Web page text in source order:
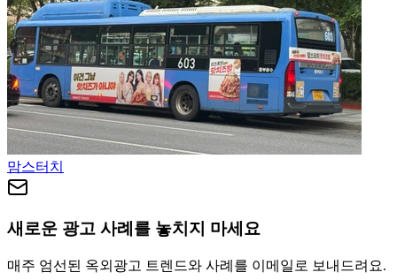
맘스터치
새로운 광고 사례를 놓치지 마세요
매주 엄선된 옥외광고 트렌드와 사례를 이메일로 보내드려요.